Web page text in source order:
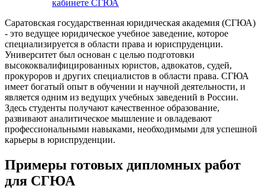
кабинете СГЮА
Саратовская государственная юридическая академия (СГЮА)
- это ведущее юридическое учебное заведение, которое
специализируется в области права и юриспруденции.
Университет был основан с целью подготовки
высококвалифицированных юристов, адвокатов, судей,
прокуроров и других специалистов в области права. СГЮА
имеет богатый опыт в обучении и научной деятельности, и
является одним из ведущих учебных заведений в России.
Здесь студенты получают качественное образование,
развивают аналитическое мышление и овладевают
профессиональными навыками, необходимыми для успешной
карьеры в юриспруденции.
Примеры готовых дипломных работ
для СГЮА